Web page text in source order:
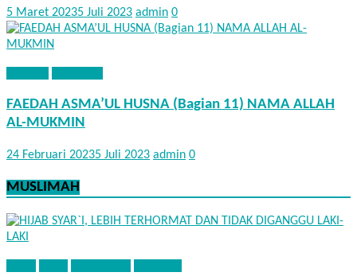
5 Maret 20235 Juli 2023 admin 0
FAEDAH ASMA’UL HUSNA (Bagian 11) NAMA ALLAH
AL-MUKMIN
24 Februari 20235 Juli 2023 admin 0
MUSLIMAH